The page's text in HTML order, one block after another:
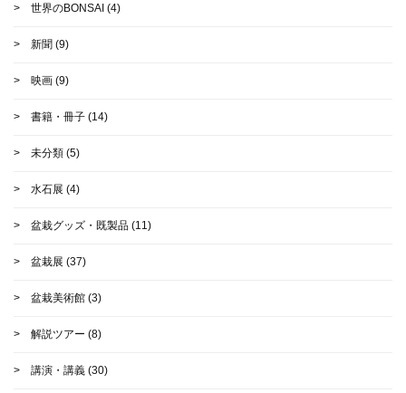
世界のBONSAI (4)
新聞 (9)
映画 (9)
書籍・冊子 (14)
未分類 (5)
水石展 (4)
盆栽グッズ・既製品 (11)
盆栽展 (37)
盆栽美術館 (3)
解説ツアー (8)
講演・講義 (30)